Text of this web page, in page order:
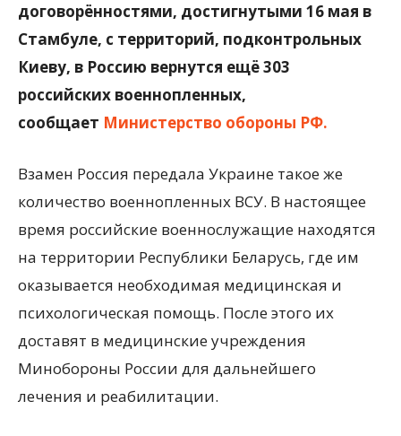
договорённостями, достигнутыми 16 мая в
Стамбуле, с территорий, подконтрольных
Киеву, в Россию вернутся ещё 303
российских военнопленных,
сообщает Министерство обороны РФ.
Взамен Россия передала Украине такое же
количество военнопленных ВСУ. В настоящее
время российские военнослужащие находятся
на территории Республики Беларусь, где им
оказывается необходимая медицинская и
психологическая помощь. После этого их
доставят в медицинские учреждения
Минобороны России для дальнейшего
лечения и реабилитации.